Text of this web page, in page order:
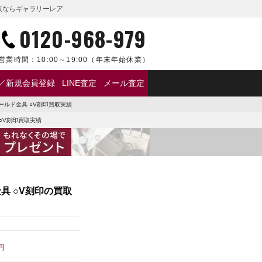
らギャラリーレア
0120-968-979
業時間： 10:00～19:00 （年末年始休業）
新規会員登録 LINE査定 メール査定
ルド金具 ○V刻印買取実績
刻印買取実績
○V刻印の買取